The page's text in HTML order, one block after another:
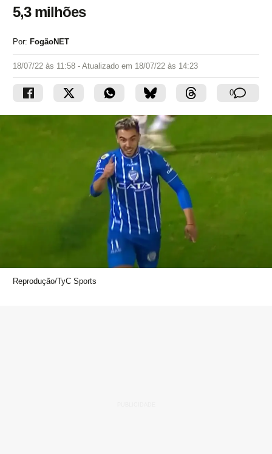
5,3 milhões
Por: FogãoNET
18/07/22 às 11:58 - Atualizado em 18/07/22 às 14:23
0
Reprodução/TyC Sports